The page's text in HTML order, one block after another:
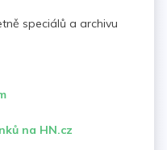
speciálů a archivu
na HN.cz